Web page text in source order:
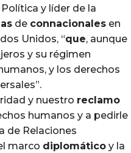
y líder de la
de connacionales en
Unidos, “que, aunque
y su régimen
y los derechos
y nuestro reclamo
humanos y a pedirle
de Relaciones
marco diplomático y la